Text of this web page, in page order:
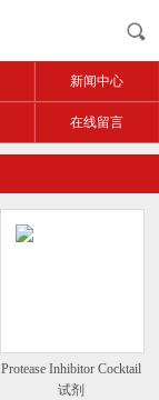
新闻中心
在线留言
Protease Inhibitor Cocktail
试剂